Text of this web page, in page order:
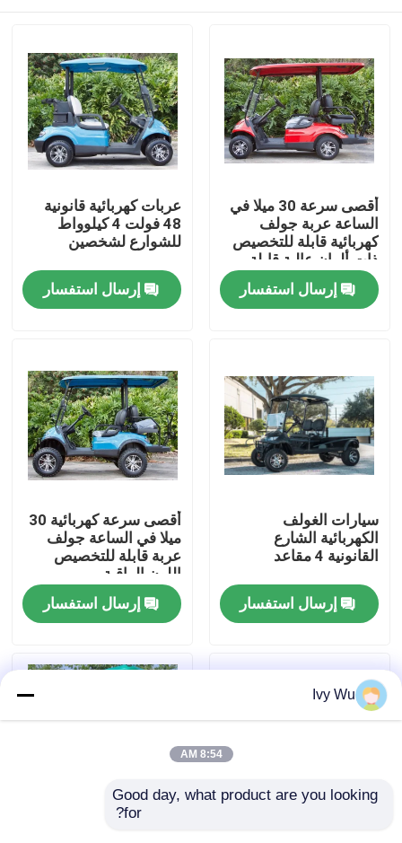
منتجات
معلومات عنا
مراقبة الجودة
اتصل بنا
مرايا جانبية لعربة الجولف
أقصى سرعة 30 ميلا في
الساعة عربة جولف
كهربائية قابلة للتخصيص
ذات ألوان عالية قابلة
للترقية
إرسال استفسار
عربات كهربائية قانونية
48 فولت 4 كيلوواط
للشوارع لشخصين
إرسال استفسار
سيارات الغولف
الكهربائية الشارع
القانونية 4 مقاعد
إرسال استفسار
أقصى سرعة كهربائية 30
ميلا في الساعة جولف
عربة قابلة للتخصيص
اللون الراقية
إرسال استفسار
Ivy Wu
8:54 AM
Good day, what product are you looking
for?